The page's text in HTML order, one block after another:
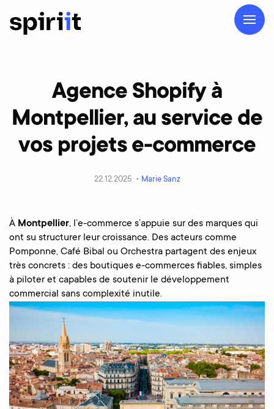
Agence Shopify à
Montpellier, au service de
vos projets e-commerce
22.12.2025 • Marie Sanz
À Montpellier, l’e-commerce s’appuie sur des marques qui
ont su structurer leur croissance. Des acteurs comme
Pomponne, Café Bibal ou Orchestra partagent des enjeux
très concrets : des boutiques e-commerces fiables, simples
à piloter et capables de soutenir le développement
commercial sans complexité inutile.